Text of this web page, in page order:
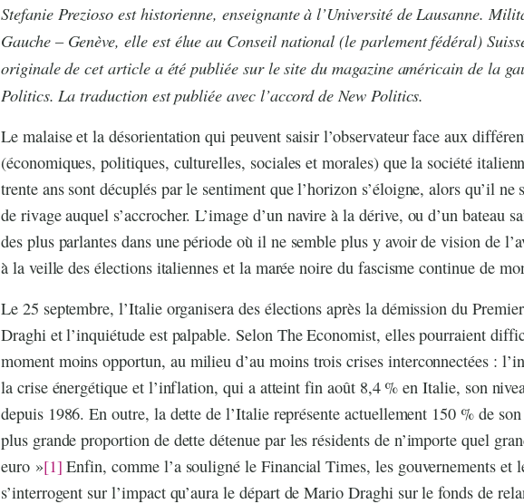
Stefanie Prezioso est historienne, enseignante à l’Université de Lausanne.
Gauche – Genève, elle est élue au Conseil national (le parlement fédéral)
originale de cet article a été publiée sur le site du magazine américain de la
Politics. La traduction est publiée avec l’accord de New Politics.
Le malaise et la désorientation qui peuvent saisir l’observateur face aux
(économiques, politiques, culturelles, sociales et morales) que la société
trente ans sont décuplés par le sentiment que l’horizon s’éloigne, alors qu’il ne
de rivage auquel s’accrocher. L’image d’un navire à la dérive, ou d’un bateau
des plus parlantes dans une période où il ne semble plus y avoir de vision de
à la veille des élections italiennes et la marée noire du fascisme continue de
Le 25 septembre, l’Italie organisera des élections après la démission du
Draghi et l’inquiétude est palpable. Selon The Economist, elles pourraient
moment moins opportun, au milieu d’au moins trois crises interconnectées :
la crise énergétique et l’inflation, qui a atteint fin août 8,4 % en Italie, son
depuis 1986. En outre, la dette de l’Italie représente actuellement 150 % de
plus grande proportion de dette détenue par les résidents de n’importe quel
euro »[1] Enfin, comme l’a souligné le Financial Times, les gouvernements et
s’interrogent sur l’impact qu’aura le départ de Mario Draghi sur le fonds de